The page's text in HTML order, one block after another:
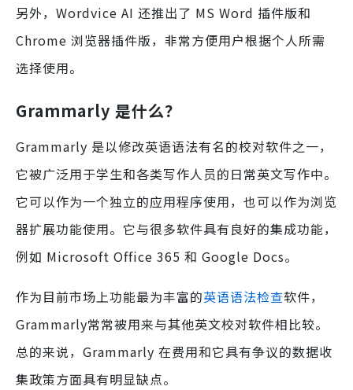
另外，Wordvice AI 还推出了 MS Word 插件版和
Chrome 浏览器插件版，非常方便用户根据个人所需
选择使用。
Grammarly 是什么？
Grammarly 是以修改英语语法有名的校对软件之一，
它被广泛用于学生和各类写作人员的日常英文写作中。
它可以作为一个独立的应用程序使用，也可以作为浏览
器扩展功能使用。它与很多软件具有良好的集成功能，
例如 Microsoft Office 365 和 Google Docs。
作为目前市场上功能最为丰富的英语语法检查软件，
Grammarly常常被用来与其他英文校对软件相比较。
总的来说，Grammarly 在费用和它具有争议的数据收
集政策方面具有明显缺点。